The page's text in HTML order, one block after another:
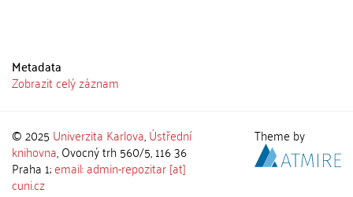
Metadata
Zobrazit celý záznam
© 2025 Univerzita Karlova,Ústřední
knihovna, Ovocný trh 560/5, 116 36
Praha 1;email: admin-repozitar [at]
cuni.cz
Theme by